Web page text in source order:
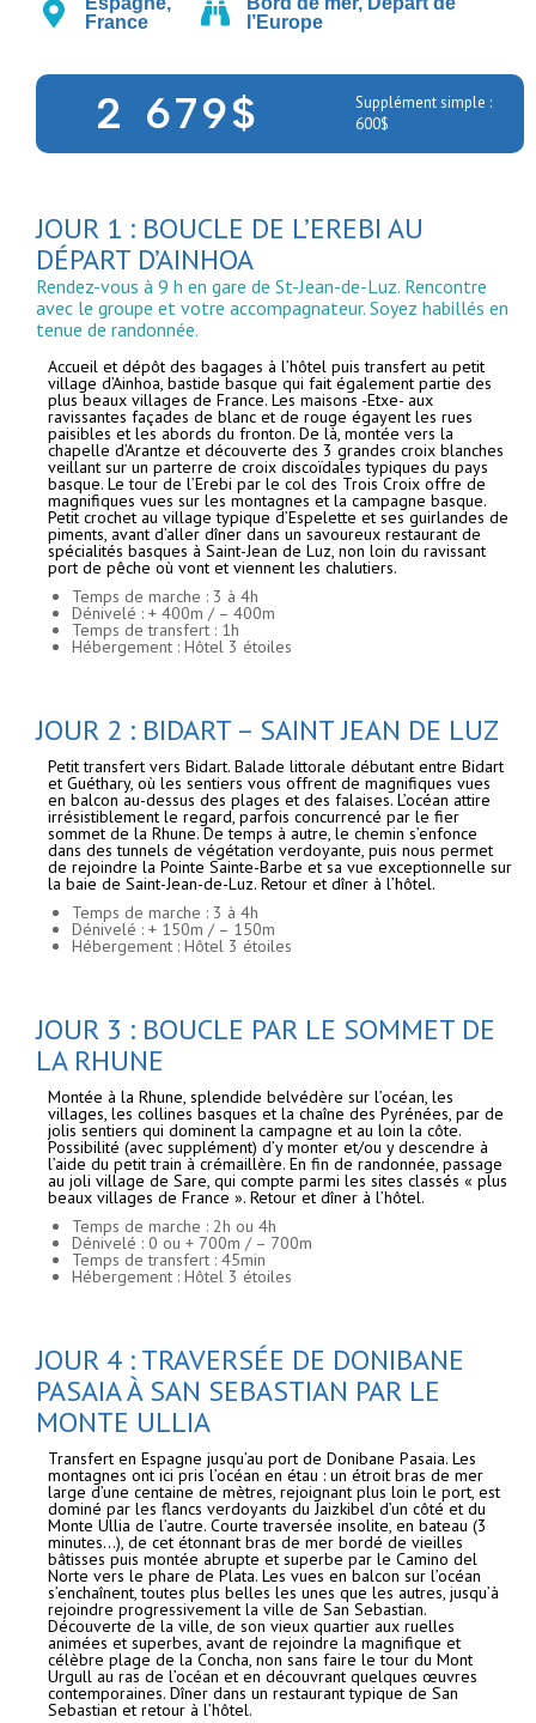
France
l’Europe
2 679$
Supplément simple :
600$
JOUR 1 : BOUCLE DE L’EREBI AU
DÉPART D’AINHOA
Rendez-vous à 9 h en gare de St-Jean-de-Luz. Rencontre
avec le groupe et votre accompagnateur. Soyez habillés en
tenue de randonnée.
Accueil et dépôt des bagages à l’hôtel puis transfert au petit
village d’Ainhoa, bastide basque qui fait également partie des
plus beaux villages de France. Les maisons -Etxe- aux
ravissantes façades de blanc et de rouge égayent les rues
paisibles et les abords du fronton. De là, montée vers la
chapelle d’Arantze et découverte des 3 grandes croix blanches
veillant sur un parterre de croix discoïdales typiques du pays
basque. Le tour de l’Erebi par le col des Trois Croix offre de
magnifiques vues sur les montagnes et la campagne basque.
Petit crochet au village typique d’Espelette et ses guirlandes de
piments, avant d’aller dîner dans un savoureux restaurant de
spécialités basques à Saint-Jean de Luz, non loin du ravissant
port de pêche où vont et viennent les chalutiers.
Temps de marche : 3 à 4h
Dénivelé : + 400m / – 400m
Temps de transfert : 1h
Hébergement : Hôtel 3 étoiles
JOUR 2 : BIDART – SAINT JEAN DE LUZ
Petit transfert vers Bidart. Balade littorale débutant entre Bidart
et Guéthary, où les sentiers vous offrent de magnifiques vues
en balcon au-dessus des plages et des falaises. L’océan attire
irrésistiblement le regard, parfois concurrencé par le fier
sommet de la Rhune. De temps à autre, le chemin s’enfonce
dans des tunnels de végétation verdoyante, puis nous permet
de rejoindre la Pointe Sainte-Barbe et sa vue exceptionnelle sur
la baie de Saint-Jean-de-Luz. Retour et dîner à l’hôtel.
Temps de marche : 3 à 4h
Dénivelé : + 150m / – 150m
Hébergement : Hôtel 3 étoiles
JOUR 3 : BOUCLE PAR LE SOMMET DE
LA RHUNE
Montée à la Rhune, splendide belvédère sur l’océan, les
villages, les collines basques et la chaîne des Pyrénées, par de
jolis sentiers qui dominent la campagne et au loin la côte.
Possibilité (avec supplément) d’y monter et/ou y descendre à
l’aide du petit train à crémaillère. En fin de randonnée, passage
au joli village de Sare, qui compte parmi les sites classés « plus
beaux villages de France ». Retour et dîner à l’hôtel.
Temps de marche : 2h ou 4h
Dénivelé : 0 ou + 700m / – 700m
Temps de transfert : 45min
Hébergement : Hôtel 3 étoiles
JOUR 4 : TRAVERSÉE DE DONIBANE
PASAIA À SAN SEBASTIAN PAR LE
MONTE ULLIA
Transfert en Espagne jusqu’au port de Donibane Pasaia. Les
montagnes ont ici pris l’océan en étau : un étroit bras de mer
large d’une centaine de mètres, rejoignant plus loin le port, est
dominé par les flancs verdoyants du Jaizkibel d’un côté et du
Monte Ullia de l’autre. Courte traversée insolite, en bateau (3
minutes…), de cet étonnant bras de mer bordé de vieilles
bâtisses puis montée abrupte et superbe par le Camino del
Norte vers le phare de Plata. Les vues en balcon sur l’océan
s’enchaînent, toutes plus belles les unes que les autres, jusqu’à
rejoindre progressivement la ville de San Sebastian.
Découverte de la ville, de son vieux quartier aux ruelles
animées et superbes, avant de rejoindre la magnifique et
célèbre plage de la Concha, non sans faire le tour du Mont
Urgull au ras de l’océan et en découvrant quelques œuvres
contemporaines. Dîner dans un restaurant typique de San
Sebastian et retour à l’hôtel.